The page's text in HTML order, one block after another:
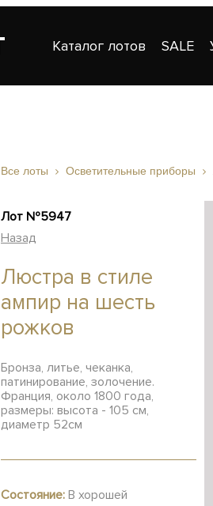
Каталог лотов SALE
Все лоты Осветительные приборы
Лот №5947
Назад
Люстра в стиле
ампир на шесть
рожков
Бронза, литье, чеканка,
патинирование, золочение.
Франция, около 1800 года,
размеры: высота - 105 см,
диаметр 52см
Состояние: В хорошей